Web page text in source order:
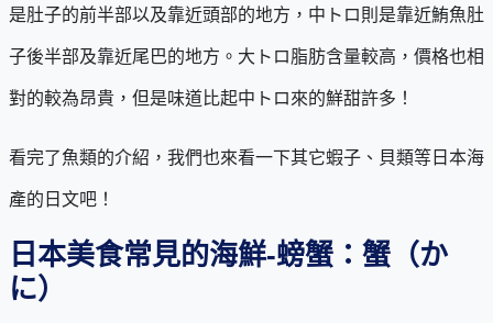
是肚子的前半部以及靠近頭部的地方，中トロ則是靠近鮪魚肚
子後半部及靠近尾巴的地方。大トロ脂肪含量較高，價格也相
對的較為昂貴，但是味道比起中トロ來的鮮甜許多！
看完了魚類的介紹，我們也來看一下其它蝦子、貝類等日本海
產的日文吧！
日本美食常見的海鮮-螃蟹：蟹（か
に）